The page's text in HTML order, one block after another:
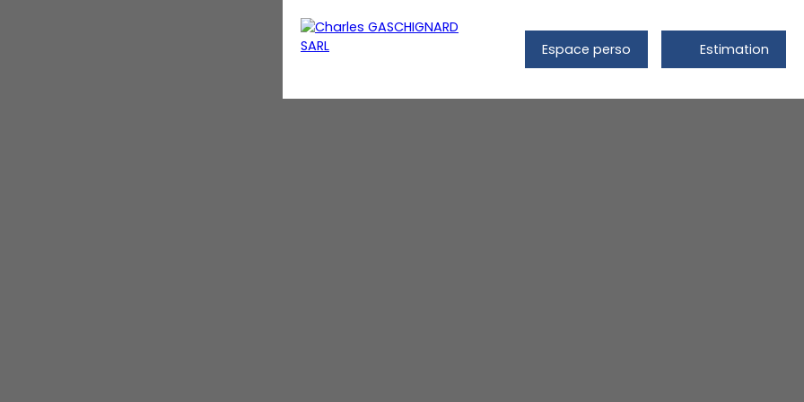
Espace perso Estimation